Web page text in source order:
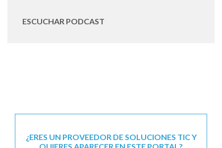
ESCUCHAR PODCAST
¿ERES UN PROVEEDOR DE SOLUCIONES TIC Y